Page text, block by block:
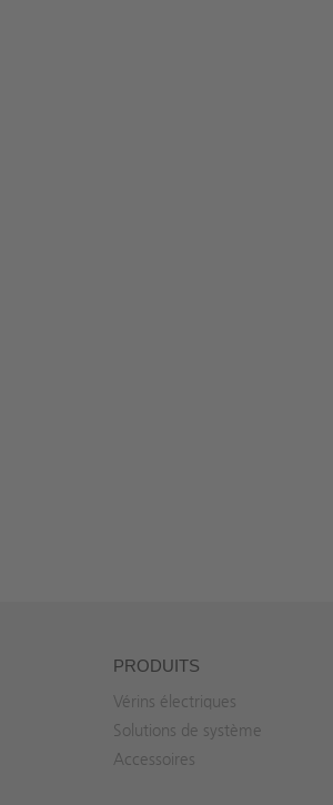
PRODUITS
Vérins électriques
Solutions de système
Accessoires